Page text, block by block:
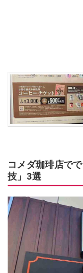
コメダ珈琲店で
技」3選